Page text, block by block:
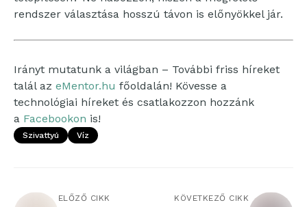
rendszer választása hosszú távon is előnyökkel jár.
Irányt mutatunk a világban – További friss híreket
talál az eMentor.hu főoldalán! Kövesse a
technológiai híreket és csatlakozzon hozzánk
a Facebookon is!
Szivattyú Víz
ELŐZŐ CIKK KÖVETKEZŐ CIKK